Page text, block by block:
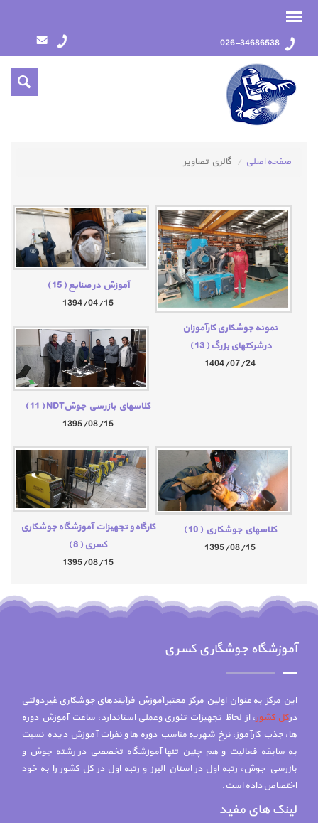
026-34686538
صفحه اصلی گالري تصاوير
نمونه جوشکاری کارآموزان
درشرکتهای بزرگ( 13 )
1404/07/24
آموزش در صنایع( 15 )
1394/04/15
كلاسهاي بازرسي جوشNDT
( 11 )
1395/08/15
كلاسهاي جوشكاري ( 10 )
1395/08/15
کارگاه و تجهیزات آموزشگاه جوشکاری
کسری ( 8 )
1395/08/15
آموزشگاه جوشگاری کسری
این مرکز به عنوان اولین مرکز معتبر آموزش فرآیندهای جوشکاری غیر دولتی
درکل کشور، از لحاظ تجهیزات تئوری وعملی استاندارد، ساعت آموزش دوره
ها، جذب کارآموز، نرخ شهریه مناسب دوره ها و نفرات آموزش دیده نسبت
به سابقه فعالیت و هم چنين تنها آموزشگاه تخصصي در رشته جوش و
بازرسي جوش، رتبه اول در استان البرز و رتبه اول در کل کشور را به خود
اختصاص داده است.
لینک های مفید